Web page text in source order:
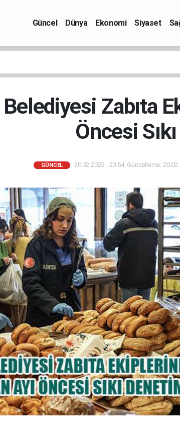
Güncel Dünya Ekonomi Siyaset
Zabıta
Öncesi
GÜNCEL 20.02.2025 - 20:54, Güncelleme: